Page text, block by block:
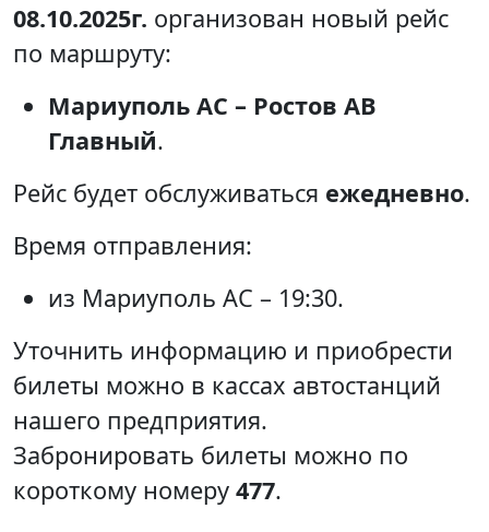
08.10.2025г. организован новый рейс
по маршруту:
Мариуполь АС – Ростов АВ
Главный.
Рейс будет обслуживаться ежедневно.
Время отправления:
из Мариуполь АС – 19:30.
Уточнить информацию и приобрести
билеты можно в кассах автостанций
нашего предприятия.
Забронировать билеты можно по
короткому номеру 477.